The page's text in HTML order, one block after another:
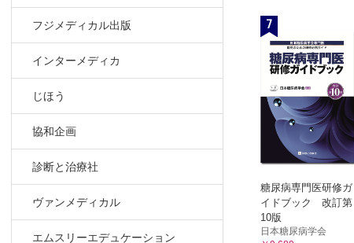
フジメディカル出版
インターメディカ
じほう
協和企画
診断と治療社
ヴァンメディカル
エムスリーエデュケーション
7
糖尿病専門医研修ガ
イドブック 改訂第
10版
日本糖尿病学会